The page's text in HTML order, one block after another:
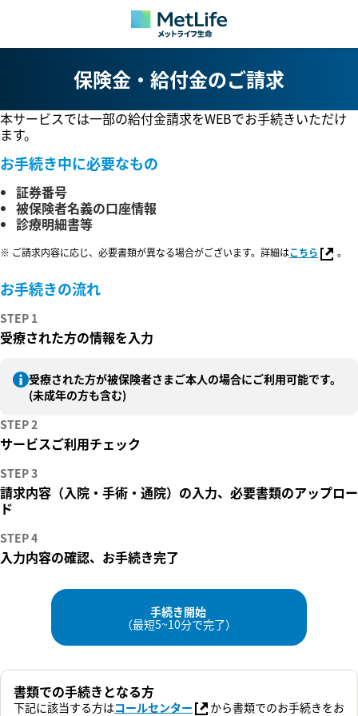
保険金・給付金のご請求
本サービスでは一部の給付金請求をWEBでお手続きいただけ
ます。
お手続き中に必要なもの
証券番号
被保険者名義の口座情報
診療明細書等
※ ご請求内容に応じ、必要書類が異なる場合がございます。詳細はこちら 。
お手続きの流れ
STEP 1
受療された方の情報を入力
受療された方が被保険者さまご本人の場合にご利用可能です。
(未成年の方も含む)
STEP 2
サービスご利用チェック
STEP 3
請求内容（入院・手術・通院）の入力、必要書類のアップロー
ド
STEP 4
入力内容の確認、お手続き完了
手続き開始
（最短5~10分で完了）
書類での手続きとなる方
下記に該当する方はコールセンター
から書類でのお手続きをお